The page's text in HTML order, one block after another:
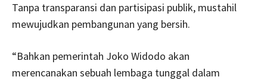
Tanpa transparansi dan partisipasi publik, mustahil
mewujudkan pembangunan yang bersih.
“Bahkan pemerintah Joko Widodo akan
merencanakan sebuah lembaga tunggal dalam